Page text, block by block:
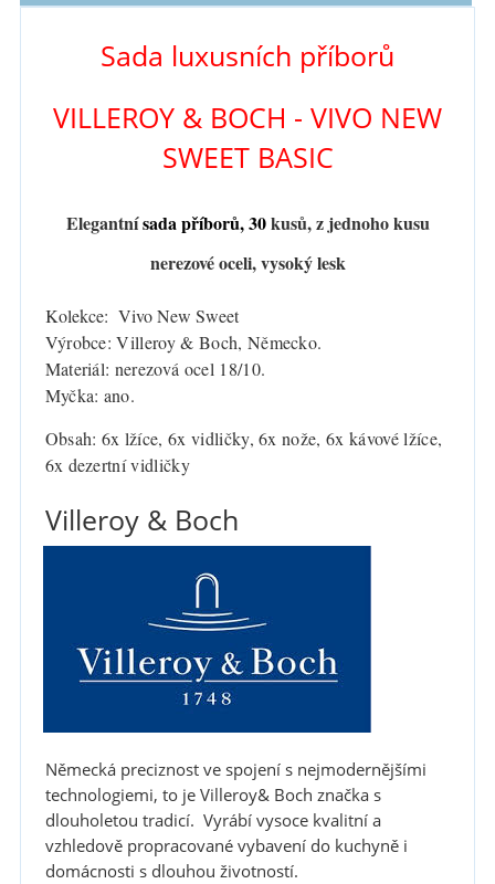
Sada luxusních příborů
VILLEROY & BOCH - VIVO NEW
SWEET BASIC
Elegantnísada příborů, 30kusů, z jednoho kusu
nerezové oceli, vysoký lesk
Kolekce: Vivo New Sweet
Výrobce: Villeroy & Boch, Německo.
Materiál: nerezová ocel 18/10.
Myčka: ano.
Obsah: 6x lžíce, 6x vidličky, 6x nože, 6x kávové lžíce,
6x dezertní vidličky
Villeroy & Boch
Německá preciznost ve spojení s nejmodernějšími
technologiemi, to je Villeroy& Boch značka s
dlouholetou tradicí. Vyrábí vysoce kvalitní a
vzhledově propracované vybavení do kuchyně i
domácnosti s dlouhou životností.